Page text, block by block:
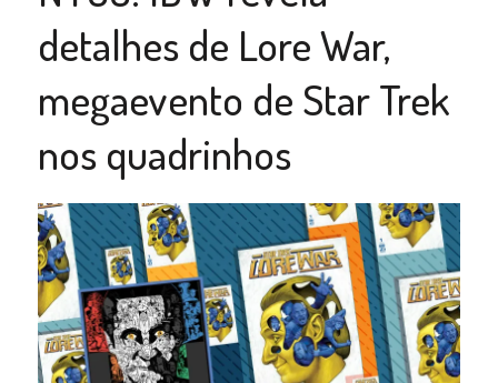
detalhes de Lore War,
megaevento de Star Trek
nos quadrinhos